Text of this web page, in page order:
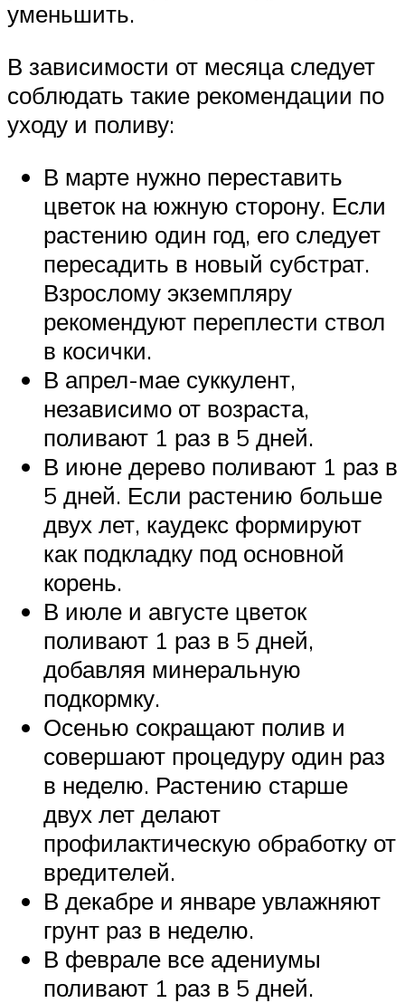
уменьшить.
В зависимости от месяца следует
соблюдать такие рекомендации по
уходу и поливу:
В марте нужно переставить
цветок на южную сторону. Если
растению один год, его следует
пересадить в новый субстрат.
Взрослому экземпляру
рекомендуют переплести ствол
в косички.
В апрел-мае суккулент,
независимо от возраста,
поливают 1 раз в 5 дней.
В июне дерево поливают 1 раз в
5 дней. Если растению больше
двух лет, каудекс формируют
как подкладку под основной
корень.
В июле и августе цветок
поливают 1 раз в 5 дней,
добавляя минеральную
подкормку.
Осенью сокращают полив и
совершают процедуру один раз
в неделю. Растению старше
двух лет делают
профилактическую обработку от
вредителей.
В декабре и январе увлажняют
грунт раз в неделю.
В феврале все адениумы
поливают 1 раз в 5 дней.